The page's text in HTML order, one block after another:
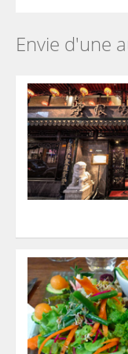
Envie d'une